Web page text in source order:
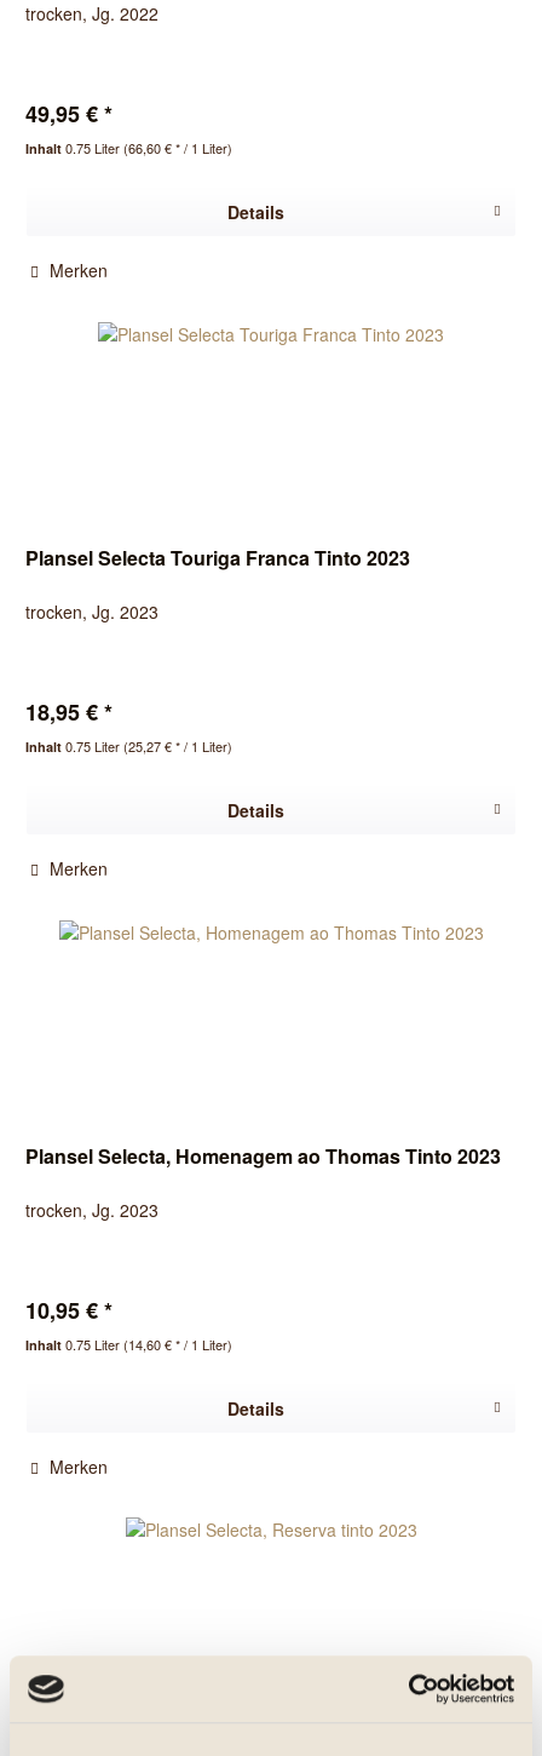
trocken, Jg. 2022
49,95 € *
Inhalt0.75 Liter(66,60 € * / 1 Liter)
Details
Merken
Plansel Selecta Touriga Franca Tinto 2023
trocken, Jg. 2023
18,95 € *
Inhalt0.75 Liter(25,27 € * / 1 Liter)
Details
Merken
Plansel Selecta, Homenagem ao Thomas Tinto 2023
trocken, Jg. 2023
10,95 € *
Inhalt0.75 Liter(14,60 € * / 1 Liter)
Details
Merken